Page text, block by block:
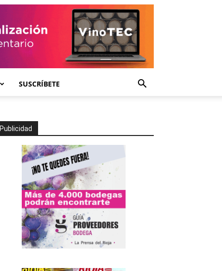
SUSCRÍBETE
Publicidad